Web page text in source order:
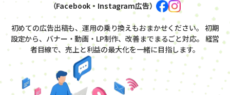
（Facebook・Instagram広告）
初めての広告出稿も、運用の乗り換えもおまかせください。 初期
設定から、バナー・動画・LP制作、改善までまるごと対応。 経営
者目線で、売上と利益の最大化を一緒に目指します。